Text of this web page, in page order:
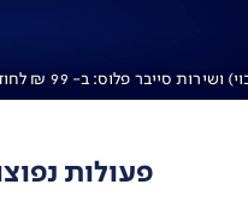
פעולות